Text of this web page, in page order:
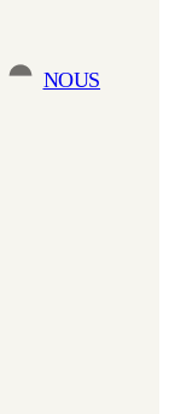
NOUS